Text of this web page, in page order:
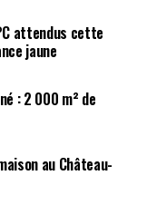
attendus cette
jaune
: 2 000 m² de
au Château-